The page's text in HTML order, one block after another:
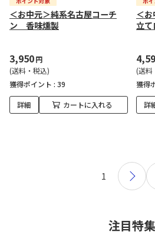
＜お中元＞純系名古屋コーチ
ン 香味燻製
3,950円
(送料・税込)
獲得ポイント : 39
詳細 カートに入れる
＜
立て
(送料
獲得
詳
1
注目特集